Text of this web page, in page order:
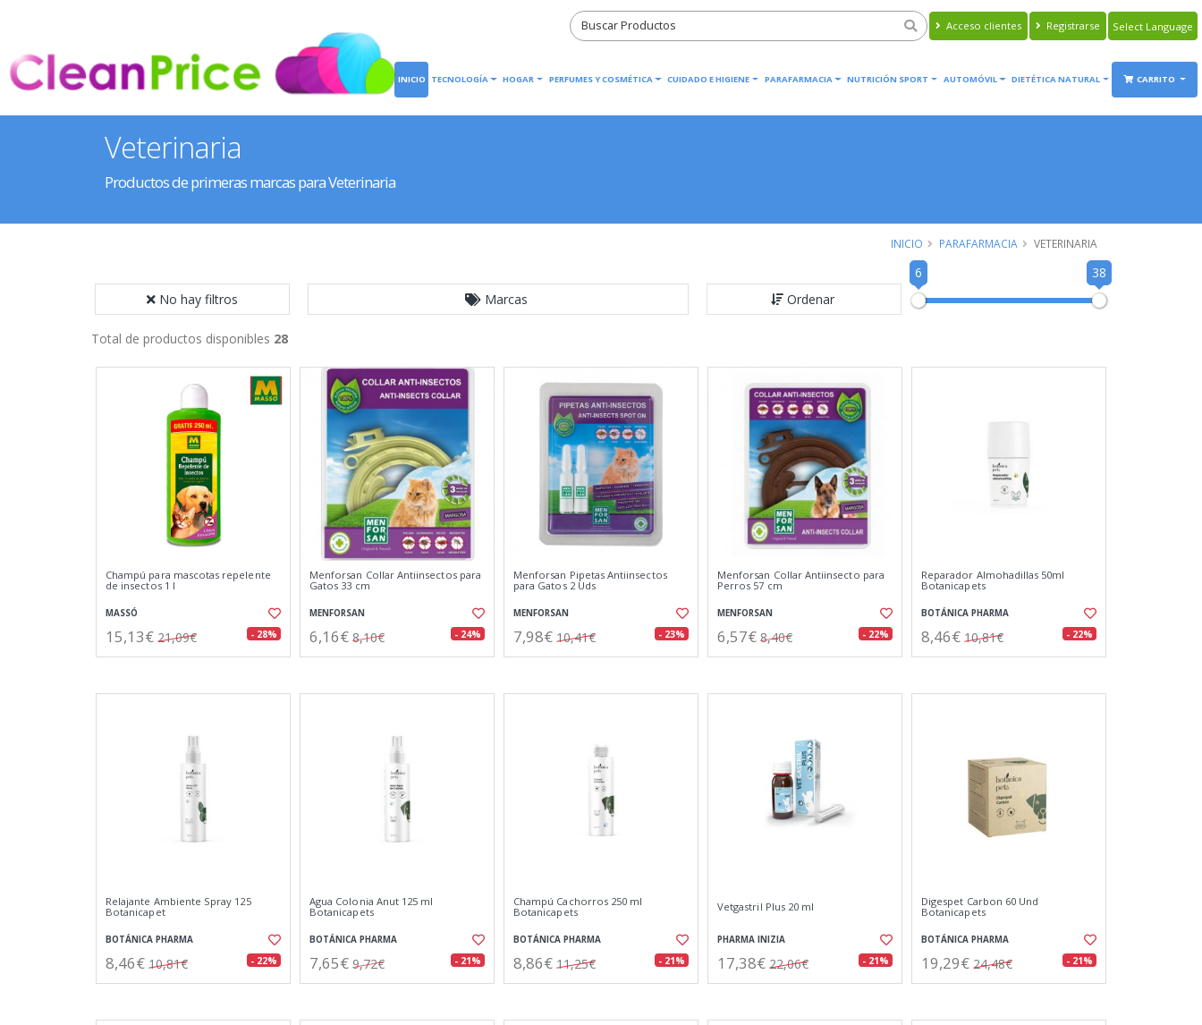
Acceso clientes Registrarse
Translate
INICIO TECNOLOGÍA HOGAR PERFUMES Y COSMÉTICA CUIDADO E HIGIENE PARAFARMACIA NUTRICIÓN SPORT AUTOMÓVIL DIETÉTICA NATURAL CARRITO
Veterinaria
Productos de primeras marcas para Veterinaria
INICIO PARAFARMACIA VETERINARIA
No hay filtros Marcas Ordenar
6 38
Total de productos disponibles 28
Champú para mascotas repelente
de insectos 1 l
MASSÓ
15,13€ 21,09€ - 28%
Menforsan Collar Antiinsectos para
Gatos 33 cm
MENFORSAN
6,16€ 8,10€ - 24%
Menforsan Pipetas Antiinsectos
para Gatos 2 Uds
MENFORSAN
7,98€ 10,41€ - 23%
Menforsan Collar Antiinsecto para
Perros 57 cm
MENFORSAN
6,57€ 8,40€ - 22%
Reparador Almohadillas 50ml
Botanicapets
BOTÁNICA PHARMA
8,46€ 10,81€ - 22%
Relajante Ambiente Spray 125
Botanicapet
BOTÁNICA PHARMA
8,46€ 10,81€ - 22%
Agua Colonia Anut 125 ml
Botanicapets
BOTÁNICA PHARMA
7,65€ 9,72€ - 21%
Champú Cachorros 250 ml
Botanicapets
BOTÁNICA PHARMA
8,86€ 11,25€ - 21%
Vetgastril Plus 20 ml
PHARMA INIZIA
17,38€ 22,06€ - 21%
Digespet Carbon 60 Und
Botanicapets
BOTÁNICA PHARMA
19,29€ 24,48€ - 21%